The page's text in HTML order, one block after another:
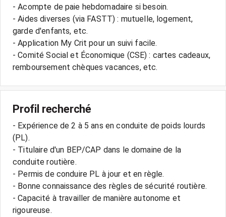
- Acompte de paie hebdomadaire si besoin.
- Aides diverses (via FASTT) : mutuelle, logement,
garde d'enfants, etc.
- Application My Crit pour un suivi facile.
- Comité Social et Économique (CSE) : cartes cadeaux,
remboursement chèques vacances, etc.
Profil recherché
- Expérience de 2 à 5 ans en conduite de poids lourds
(PL).
- Titulaire d'un BEP/CAP dans le domaine de la
conduite routière.
- Permis de conduire PL à jour et en règle.
- Bonne connaissance des règles de sécurité routière.
- Capacité à travailler de manière autonome et
rigoureuse.